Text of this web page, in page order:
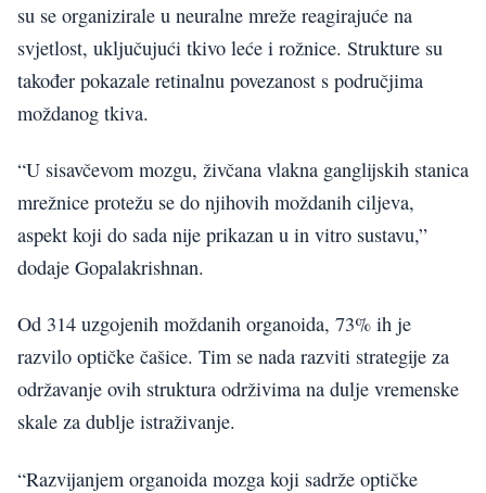
su se organizirale u neuralne mreže reagirajuće na
svjetlost, uključujući tkivo leće i rožnice. Strukture su
također pokazale retinalnu povezanost s područjima
moždanog tkiva.
“U sisavčevom mozgu, živčana vlakna ganglijskih stanica
mrežnice protežu se do njihovih moždanih ciljeva,
aspekt koji do sada nije prikazan u in vitro sustavu,”
dodaje Gopalakrishnan.
Od 314 uzgojenih moždanih organoida, 73% ih je
razvilo optičke čašice. Tim se nada razviti strategije za
održavanje ovih struktura održivima na dulje vremenske
skale za dublje istraživanje.
“Razvijanjem organoida mozga koji sadrže optičke